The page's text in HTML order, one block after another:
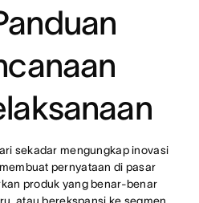
sekadar mengungkap inovasi
pernyataan di pasar
produk yang benar-benar